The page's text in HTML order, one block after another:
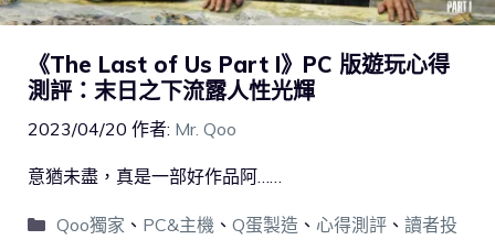
《The Last of Us Part I》PC 版遊玩心得
測評：末日之下流露人性光輝
2023/04/20 作者: Mr. Qoo
意猶未盡，真是一部好作品阿……
Qoo獨家 、 PC&主機、 Q蛋製造 、 心得測評、 讀者投